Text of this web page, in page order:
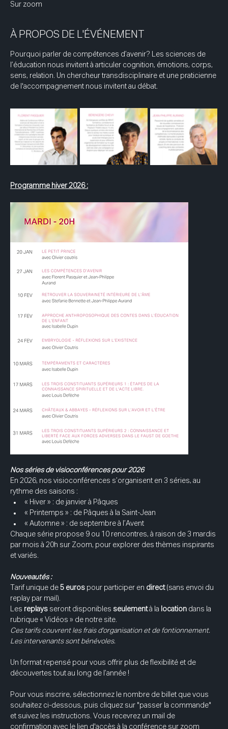
Sur zoom
À PROPOS DE L'ÉVÉNEMENT
Pourquoi parler de compétences d’avenir? Les sciences de
l’éducation nous invitent à articuler cognition, émotions, corps,
sens, relation. Un chercheur transdisciplinaire et une praticienne
de l'accompagnement nous invitent au débat.
Programme hiver 2026 :
Nos séries de visioconférences pour 2026
En 2026, nos visioconférences s’organisent en 3 séries, au
rythme des saisons :
« Hiver » : de janvier à Pâques
« Printemps » : de Pâques à la Saint-Jean
« Automne » : de septembre à l’Avent
Chaque série propose 9 ou 10 rencontres, à raison de 3 mardis
par mois à 20h sur Zoom, pour explorer des thèmes inspirants
et variés.
Nouveautés :
Tarif unique de 5 euros pour participer en direct (sans envoi du
replay par mail).
Les replays seront disponibles seulement à la location dans la
rubrique « Vidéos » de notre site.
Ces tarifs couvrent les frais d'organisation et de fontionnement.
Les intervenants sont bénévoles.
Un format repensé pour vous offrir plus de flexibilité et de
découvertes tout au long de l’année !
Pour vous inscrire, sélectionnez le nombre de billet que vous
souhaitez ci-dessous, puis cliquez sur "passer la commande"
et suivez les instructions. Vous recevrez un mail de
confirmation avec le lien d'accès à la conférence sur zoom